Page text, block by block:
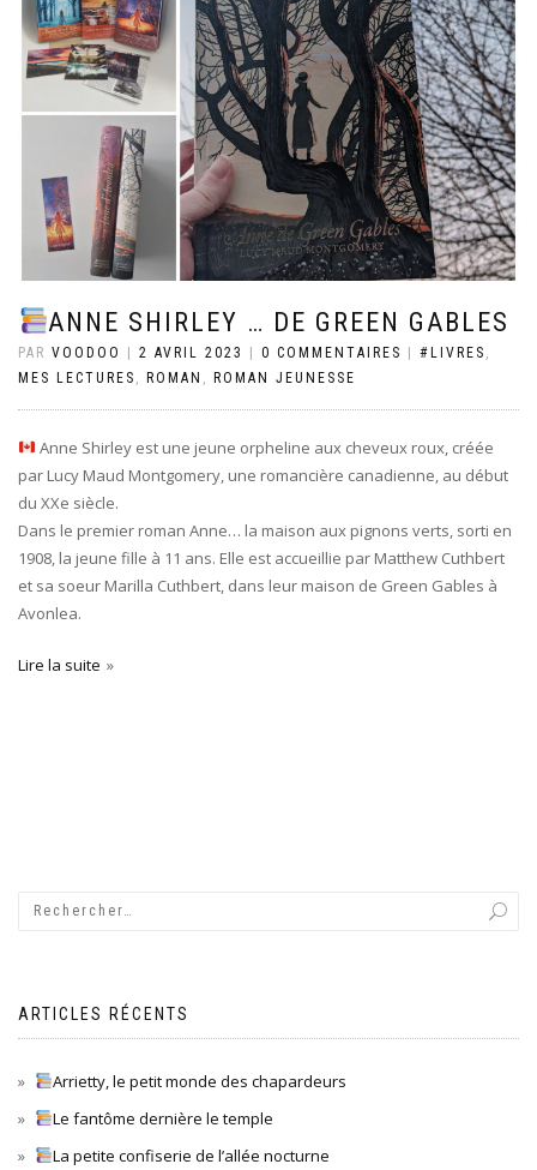
ANNE SHIRLEY … DE GREEN GABLES
PAR VOODOO | 2 AVRIL 2023 | 0 COMMENTAIRES | #LIVRES
MES LECTURES
ROMAN ROMAN JEUNESSE
Anne Shirley est une jeune orpheline aux cheveux roux, créée
par Lucy Maud Montgomery, une romancière canadienne, au début
du XXe siècle.
Dans le premier roman Anne… la maison aux pignons verts, sorti en
1908, la jeune fille à 11 ans. Elle est accueillie par Matthew Cuthbert
et sa soeur Marilla Cuthbert, dans leur maison de Green Gables à
Avonlea.
Lire la suite
ARTICLES RÉCENTS
Arrietty, le petit monde des chapardeurs
Le fantôme dernière le temple
La petite confiserie de l’allée nocturne